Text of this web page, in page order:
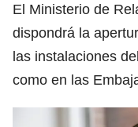
El Ministerio de
dispondrá la
las instalaciones
como en las